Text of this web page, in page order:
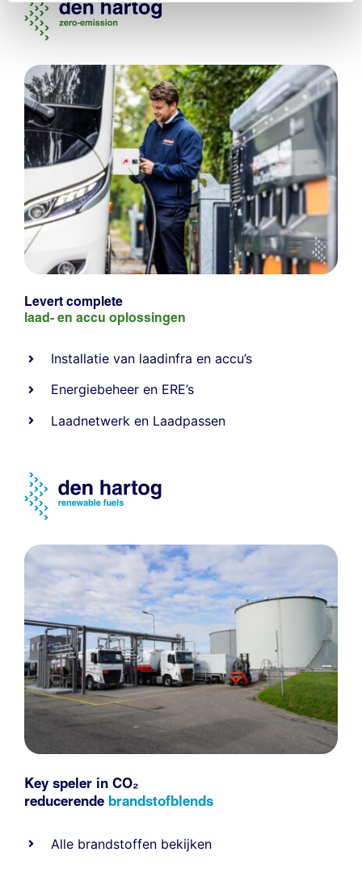
Levert complete
laad- en accu oplossingen
Installatie van laadinfra en accu’s
Energiebeheer en ERE’s
Laadnetwerk en Laadpassen
Key speler in CO₂
reducerende brandstofblends
Alle brandstoffen bekijken